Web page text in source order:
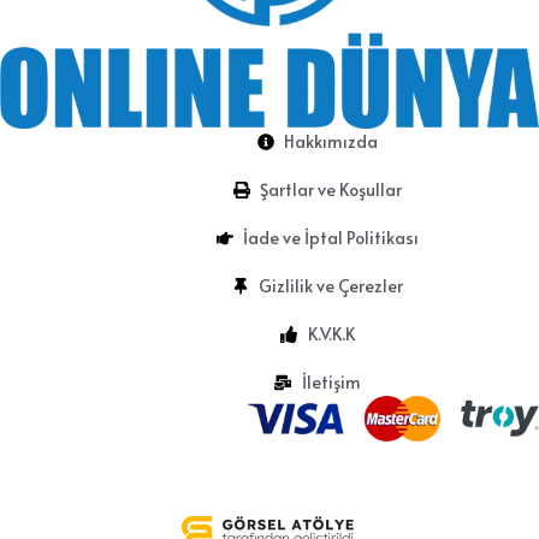
Hakkımızda
Şartlar ve Koşullar
İade ve İptal Politikası
Gizlilik ve Çerezler
K.V.K.K
İletişim